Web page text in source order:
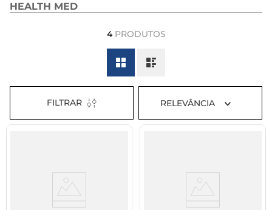
3º
generico
dipirona
8º
tadalafila 5mg
HEALTH MED
4 PRODUTOS
FILTRAR RELEVÂNCIA